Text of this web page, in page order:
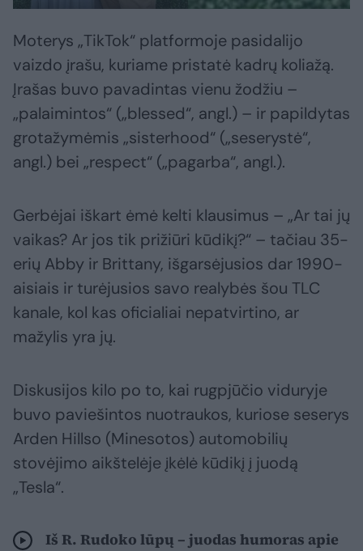
Moterys „TikTok“ platformoje pasidalijo
vaizdo įrašu, kuriame pristatė kadrų koliažą.
Įrašas buvo pavadintas vienu žodžiu –
„palaimintos“ („blessed“, angl.) – ir papildytas
grotažymėmis „sisterhood“ („seserystė“,
angl.) bei „respect“ („pagarba“, angl.).
Gerbėjai iškart ėmė kelti klausimus – „Ar tai jų
vaikas? Ar jos tik prižiūri kūdikį?“ – tačiau 35-
erių Abby ir Brittany, išgarsėjusios dar 1990-
aisiais ir turėjusios savo realybės šou TLC
kanale, kol kas oficialiai nepatvirtino, ar
mažylis yra jų.
Diskusijos kilo po to, kai rugpjūčio viduryje
buvo paviešintos nuotraukos, kuriose seserys
Arden Hillso (Minesotos) automobilių
stovėjimo aikštelėje įkėlė kūdikį į juodą
„Tesla“.
Iš R. Rudoko lūpų – juodas humoras apie